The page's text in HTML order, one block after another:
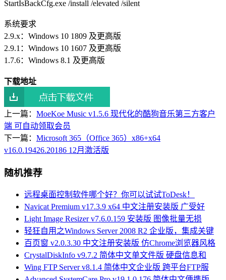
StartIsBackCfg.exe /install /elevated /silent
系统要求
2.9.x：Windows 10 1809 及更高版
2.9.1：Windows 10 1607 及更高版
1.7.6：Windows 8.1 及更高版
下载地址
上一篇： MoeKoe Music v1.5.6 现代化的酷狗音乐第三方客户
端 可自动领取会员
下一篇： Microsoft 365（Office 365）x86+x64
v16.0.19426.20186 12月激活版
随机推荐
远程桌面控制软件哪个好？你可以试试ToDesk！
Navicat Premium v17.3.9 x64 中文注册安装版 广受好
Light Image Resizer v7.6.0.159 安装版 图像批量无损
轻狂自用之Windows Server 2008 R2 企业版，集成关键
百页窗 v2.0.3.30 中文注册安装版 仿Chrome浏览器风格
CrystalDiskInfo v9.7.2 简体中文单文件版 硬盘信息和
Wing FTP Server v8.1.4 简体中文企业版 跨平台FTP服